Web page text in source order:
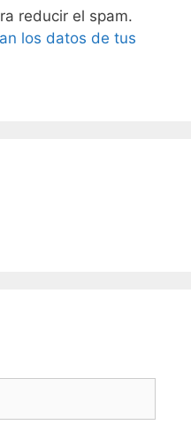
reducir el spam.
los datos de tus